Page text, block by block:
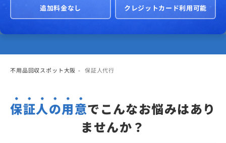
追加料金なし クレジットカード利用可能
不用品回収スポット大阪 保証人代行
保証人の用意でこんなお悩みはあり
ませんか？